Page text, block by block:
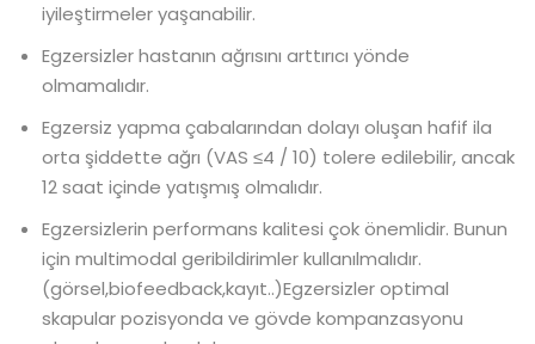
iyileştirmeler yaşanabilir.
Egzersizler hastanın ağrısını arttırıcı yönde
olmamalıdır.
Egzersiz yapma çabalarından dolayı oluşan hafif ila
orta şiddette ağrı (VAS ≤4 / 10) tolere edilebilir, ancak
12 saat içinde yatışmış olmalıdır.
Egzersizlerin performans kalitesi çok önemlidir. Bunun
için multimodal geribildirimler kullanılmalıdır.
(görsel,biofeedback,kayıt..)Egzersizler optimal
skapular pozisyonda ve gövde kompanzasyonu